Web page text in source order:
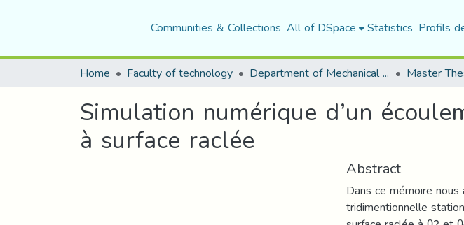
Communities & Collections All of DSpace Statistics Profils
Home Faculty of technology Department of Mechanical Engineering Master
Simulation numérique d’un
à surface raclée
Abstract
Dans ce mémoire
tridimentionnelle